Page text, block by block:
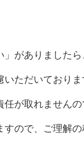
がありましたら
ただいておりま
が取れませんの
ので、ご理解の